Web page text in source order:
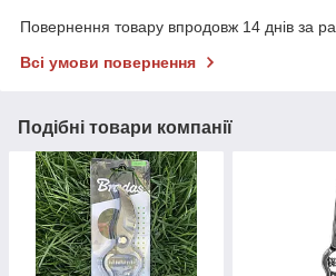
Повернення товару впродовж 14 днів за
Всі умови повернення
Подібні товари компанії